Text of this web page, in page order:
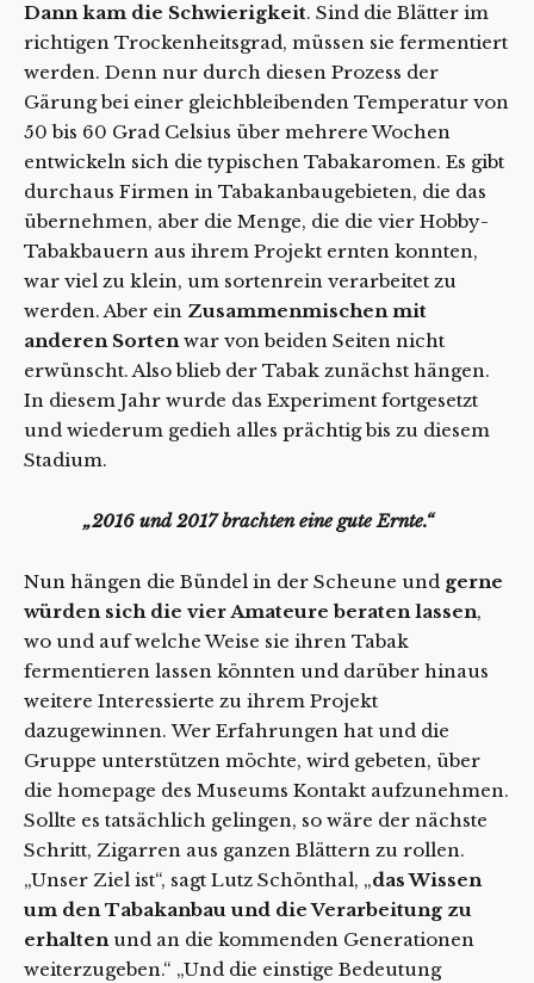
Dann kam die Schwierigkeit. Sind die Blätter im
richtigen Trockenheitsgrad, müssen sie fermentiert
werden. Denn nur durch diesen Prozess der
Gärung bei einer gleichbleibenden Temperatur von
50 bis 60 Grad Celsius über mehrere Wochen
entwickeln sich die typischen Tabakaromen. Es gibt
durchaus Firmen in Tabakanbaugebieten, die das
übernehmen, aber die Menge, die die vier Hobby-
Tabakbauern aus ihrem Projekt ernten konnten,
war viel zu klein, um sortenrein verarbeitet zu
werden. Aber ein Zusammenmischen mit
anderen Sortenwar von beiden Seiten nicht
erwünscht. Also blieb der Tabak zunächst hängen.
In diesem Jahr wurde das Experiment fortgesetzt
und wiederum gedieh alles prächtig bis zu diesem
Stadium.
„2016 und 2017 brachten eine gute Ernte.“
Nun hängen die Bündel in der Scheune und gerne
würden sich die vier Amateure beraten lassen,
wo und auf welche Weise sie ihren Tabak
fermentieren lassen könnten und darüber hinaus
weitere Interessierte zu ihrem Projekt
dazugewinnen. Wer Erfahrungen hat und die
Gruppe unterstützen möchte, wird gebeten, über
die homepage des Museums Kontakt aufzunehmen.
Sollte es tatsächlich gelingen, so wäre der nächste
Schritt, Zigarren aus ganzen Blättern zu rollen.
„Unser Ziel ist“, sagt Lutz Schönthal, „das Wissen
um den Tabakanbau und die Verarbeitung zu
erhaltenund an die kommenden Generationen
weiterzugeben.“ „Und die einstige Bedeutung